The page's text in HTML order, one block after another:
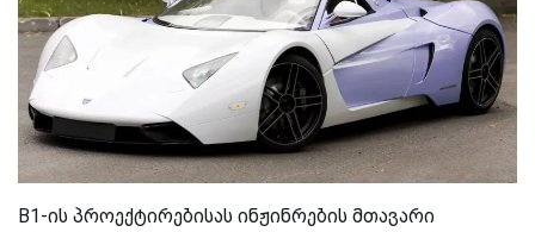
B1-ის პროექტირებისას ინჟინრების მთავარი